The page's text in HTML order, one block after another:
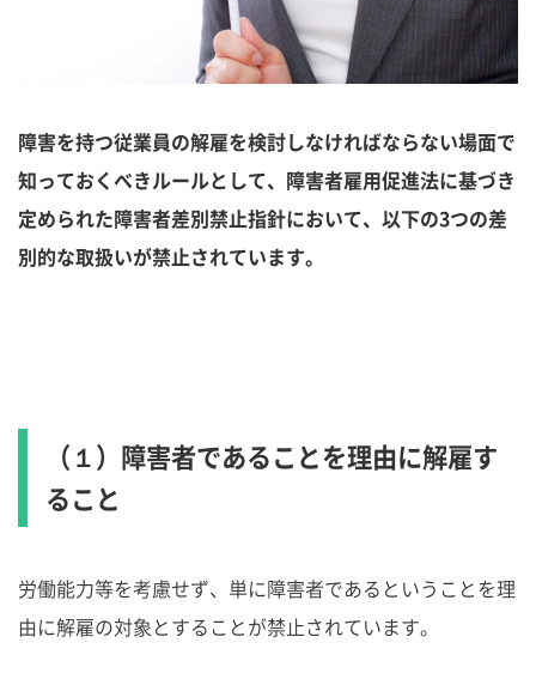
障害を持つ従業員の解雇を検討しなければならない場面で
知っておくべきルールとして、障害者雇用促進法に基づき
定められた障害者差別禁止指針において、以下の3つの差
別的な取扱いが禁止されています。
（１）障害者であることを理由に解雇す
ること
労働能力等を考慮せず、単に障害者であるということを理
由に解雇の対象とすることが禁止されています。